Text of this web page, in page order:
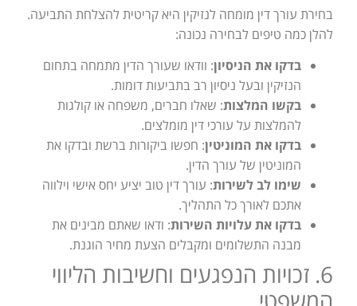
בחירת עורך דין מומחה לנזיקין היא קריטית להצלחת התביעה.
להלן כמה טיפים לבחירה נכונה:
בדקו את הניסיון: וודאו שעורך הדין מתמחה בתחום
הנזיקין ובעל ניסיון רב בתביעות דומות.
בקשו המלצות: שאלו חברים, משפחה או קולגות
להמלצות על עורכי דין מומלצים.
בדקו את המוניטין: חפשו ביקורות ברשת ובדקו את
המוניטין של עורך הדין.
שימו לב לשירות: עורך דין טוב יציע יחס אישי וילווה
אתכם לאורך כל התהליך.
בדקו את עלויות השירות: ודאו שאתם מבינים את
מבנה התשלומים ומקבלים הצעת מחיר הוגנת.
6. זכויות הנפגעים וחשיבות הליווי